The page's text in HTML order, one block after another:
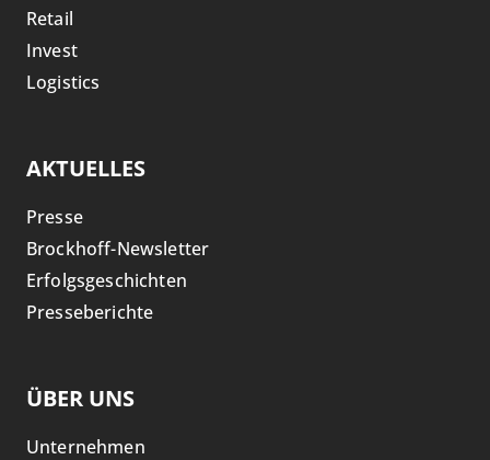
Retail
Invest
Logistics
AKTUELLES
Presse
Brockhoff-Newsletter
Erfolgsgeschichten
Presseberichte
ÜBER UNS
Unternehmen